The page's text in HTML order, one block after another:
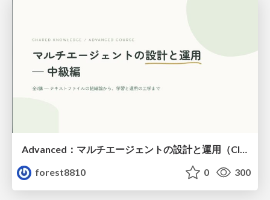
Advanced：マルチエージェントの設計と運用（Claude Code）
forest8810
0 300